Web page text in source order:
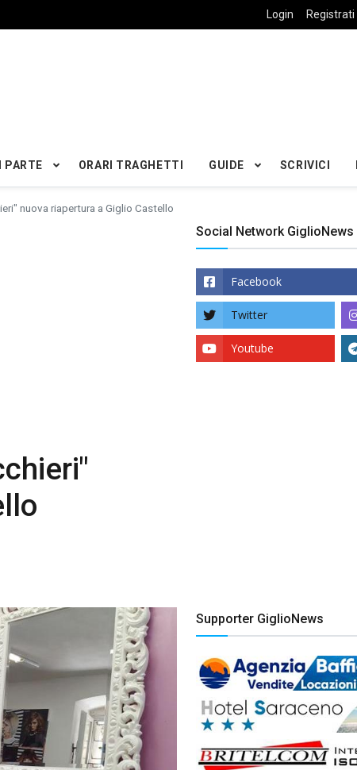
Login Registrati
PARTE ORARI TRAGHETTI GUIDE SCRIVICI
nuova riapertura a Giglio Castello
Social Network GiglioNews
Facebook
Twitter
Youtube
Supporter GiglioNews